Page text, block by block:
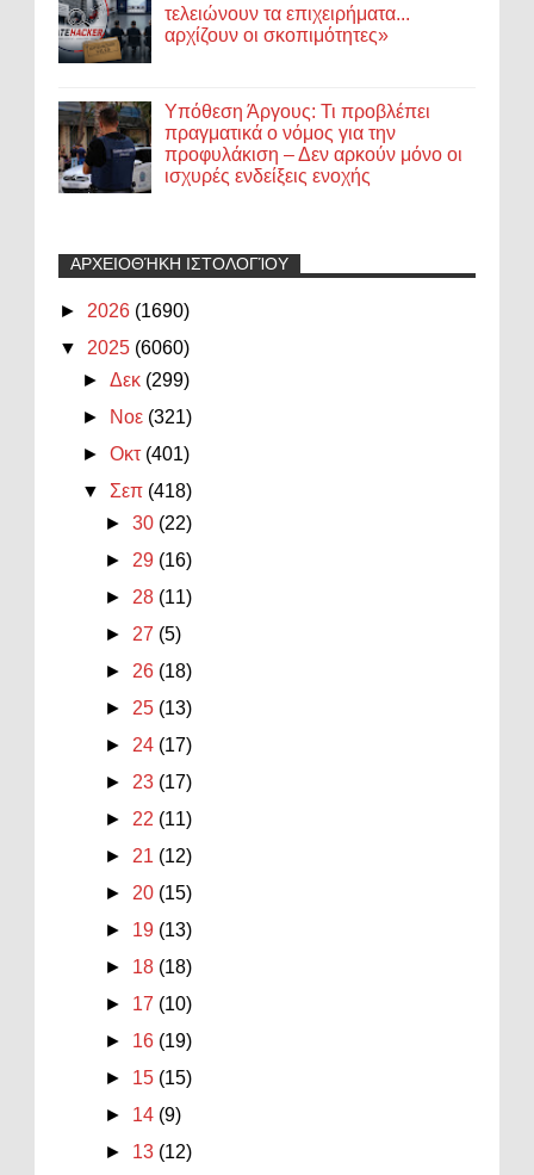
τελειώνουν τα επιχειρήματα...
αρχίζουν οι σκοπιμότητες»
Υπόθεση Άργους: Τι προβλέπει
πραγματικά ο νόμος για την
προφυλάκιση – Δεν αρκούν μόνο οι
ισχυρές ενδείξεις ενοχής
ΑΡΧΕΙΟΘΉΚΗ ΙΣΤΟΛΟΓΊΟΥ
► 2026 (1690)
▼ 2025 (6060)
►Δεκ (299)
►
Νοε (321)
►Οκτ (401)
▼ Σεπ (418)
►30 (22)
► 29 (16)
► 28 (11)
► 27 (5)
► 26 (18)
► 25 (13)
► 24 (17)
► 23 (17)
► 22 (11)
► 21 (12)
► 20 (15)
► 19 (13)
► 18 (18)
► 17 (10)
► 16 (19)
► 15 (15)
► 14 (9)
► 13 (12)